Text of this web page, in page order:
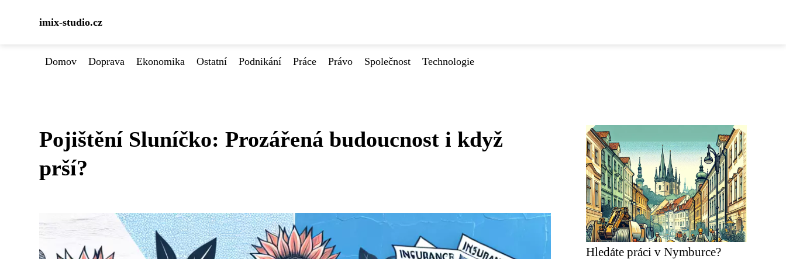
imix-studio.cz
Domov Doprava Ekonomika Ostatní Podnikání Práce Právo Společnost Technologie
Pojištění Sluníčko: Prozářená budoucnost i když
prší?
Hledáte práci v Nymburce?